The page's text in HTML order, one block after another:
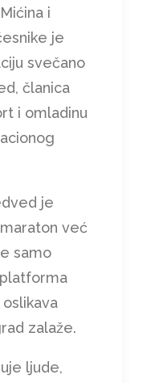
i
je
svečano
članica
i omladinu
je
već
samo
oslikava
zalaže.
ljude,